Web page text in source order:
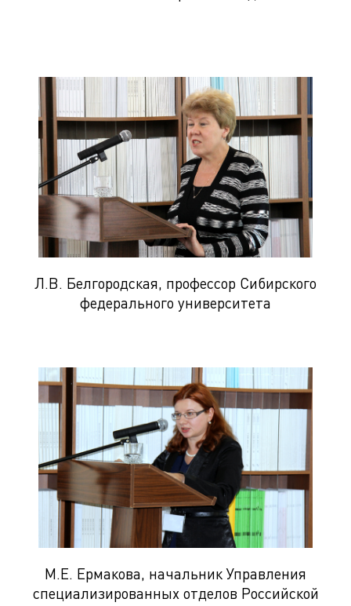
Л.В. Белгородская, профессор Сибирского
федерального университета
М.Е. Ермакова, начальник Управления
специализированных отделов Российской